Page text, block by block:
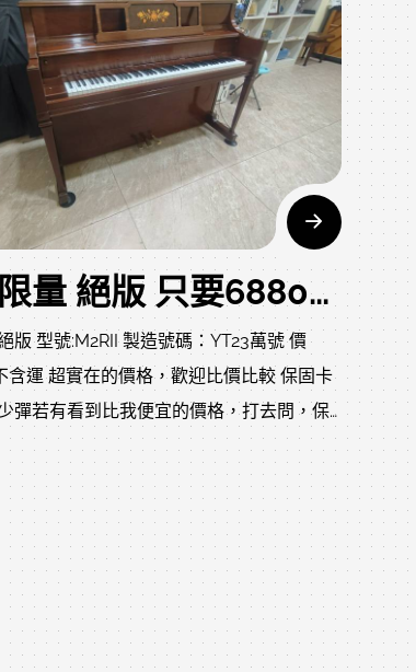
、離島、裝箱、等..另計)
不二價 已經很便宜 同品質商品不怕您比較
壢中古鋼琴黃先生 嚴選商品 值得您的信賴
溫暖且紮實渾厚的音色和始終如一穩定的可
您的目光，
就讓您沉醉在中古鋼琴的琴音中。
現 Yamaha 二手鋼琴，展現數十年來已
古鋼琴標準，承繼基本規格和特性，並讓專
家高度讚揚。透過高超的設計、對木料完整
以及應用獨特的先進技術，打造出可耐彎曲
件，得以體現 U 系列的非凡音質和耐用
是非常流暢和靈敏的可彈奏性，可以保留最
並展現充分完整的表現力。
中完整實現 Yamaha 所有對樂器獨有的承
得以長長久久享有彈奏二手鋼琴的樂趣。商
音如下歡迎參閱
稀有 限量 絕版 只要68800 YT23萬號 YAMAHA M2RII 二手鋼琴 自己搬回家 買中古琴不想變"盤仔"找我就對了
版 型號:M2RII 製造號碼：YT23萬號 價
含運 超實在的價格，歡迎比價比較 保固卡
彈若有看到比我便宜的價格，打去問，保
因為只是騙您打去慢慢洗您..在小巧的體積
保有YAMAHA多年的設計與工藝技術，優
自然的共鳴，良好的作工與材料，兼具了產
，帶您體驗及呈現真實的感動。是不是在找
、典雅、雅緻的中古鋼琴?
考慮了、錯過就沒了、限量殘酷!
可求，錯過可惜..
03月26日 10:20:00